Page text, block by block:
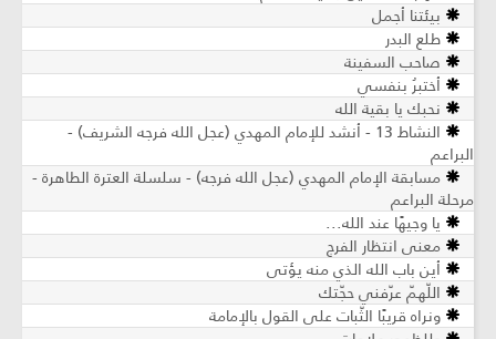
بيئتنا أجمل
طلع البدر
صاحب السفينة
أختبرُ بنفسي
نحبك يا بقية الله
النشاط 13 - أنشد للإمام المهدي (عجل الله فرجه الشريف) -
البراعم
مسابقة الإمام المهدي (عجل الله فرجه) - سلسلة العترة الطاهرة -
مرحلة البراعم
يا وجيهًا عند الله...
معنى انتظار الفرج
أين باب الله الذي منه يؤتى
اللّهمّ عرّفني حجّتك
ونراه قريبًا الثّبات على القول بالإمامة